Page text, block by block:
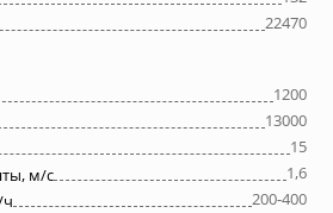
22470
1200
13000
15
м/с
1,6
200-400